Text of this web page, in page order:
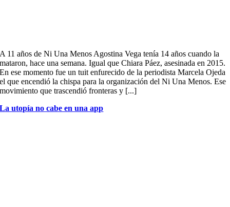
A 11 años de Ni Una Menos Agostina Vega tenía 14 años cuando la
mataron, hace una semana. Igual que Chiara Páez, asesinada en 2015.
En ese momento fue un tuit enfurecido de la periodista Marcela Ojeda
el que encendió la chispa para la organización del Ni Una Menos. Ese
movimiento que trascendió fronteras y [...]
La utopía no cabe en una app